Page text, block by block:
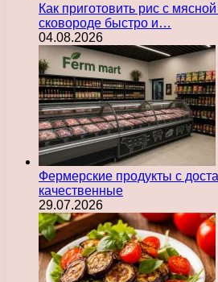
Как приготовить рис с
сковороде быстро и…
04.08.2026
Фермерские продукты с
качественные
29.07.2026